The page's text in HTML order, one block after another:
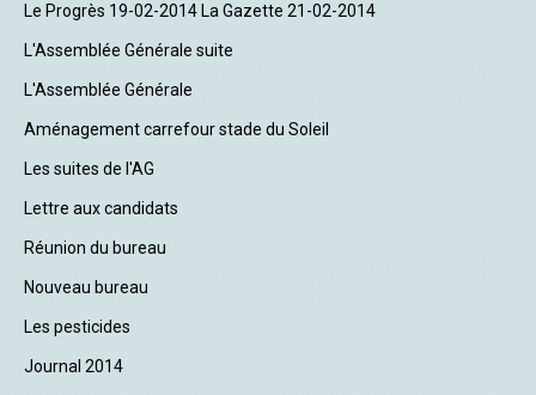
Le Progrès 19-02-2014 La Gazette 21-02-2014
L'Assemblée Générale suite
L'Assemblée Générale
Aménagement carrefour stade du Soleil
Les suites de l'AG
Lettre aux candidats
Réunion du bureau
Nouveau bureau
Les pesticides
Journal 2014